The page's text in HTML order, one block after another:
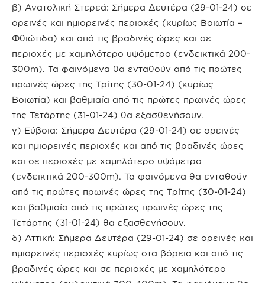
β) Ανατολική Στερεά: Σήμερα Δευτέρα (29-01-24) σε
ορεινές και ημιορεινές περιοχές (κυρίως Βοιωτία –
Φθιώτιδα) και από τις βραδινές ώρες και σε
περιοχές με χαμηλότερο υψόμετρο (ενδεικτικά 200-
300m). Τα φαινόμενα θα ενταθούν από τις πρώτες
πρωινές ώρες της Τρίτης (30-01-24) (κυρίως
Βοιωτία) και βαθμιαία από τις πρώτες πρωινές ώρες
της Τετάρτης (31-01-24) θα εξασθενήσουν.
γ) Εύβοια: Σήμερα Δευτέρα (29-01-24) σε ορεινές
και ημιορεινές περιοχές και από τις βραδινές ώρες
και σε περιοχές με χαμηλότερο υψόμετρο
(ενδεικτικά 200-300m). Τα φαινόμενα θα ενταθούν
από τις πρώτες πρωινές ώρες της Τρίτης (30-01-24)
και βαθμιαία από τις πρώτες πρωινές ώρες της
Τετάρτης (31-01-24) θα εξασθενήσουν.
δ) Αττική: Σήμερα Δευτέρα (29-01-24) σε ορεινές και
ημιορεινές περιοχές κυρίως στα βόρεια και από τις
βραδινές ώρες και σε περιοχές με χαμηλότερο